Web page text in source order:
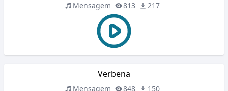
Mensagem 813 217
Verbena
Mensagem 848 150